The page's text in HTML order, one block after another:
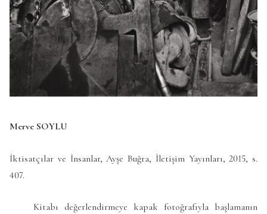
Merve SOYLU
İktisatçılar ve İnsanlar, Ayşe Buğra, İletişim Yayınları, 2015, s.
407.
Kitabı değerlendirmeye kapak fotoğrafıyla başlamanın